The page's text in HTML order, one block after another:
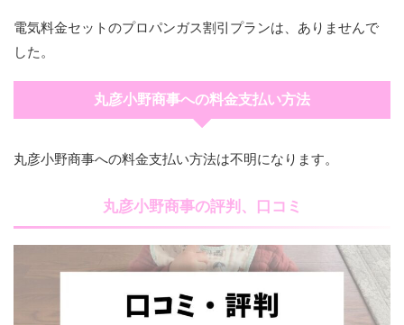
電気料金セットのプロパンガス割引プランは、ありませんで
した。
丸彦小野商事への料金支払い方法
丸彦小野商事への料金支払い方法は不明になります。
丸彦小野商事の評判、口コミ